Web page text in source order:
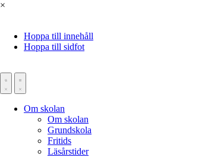
×
Hoppa till innehåll
Hoppa till sidfot
Om skolan
Om skolan
Grundskola
Fritids
Läsårstider